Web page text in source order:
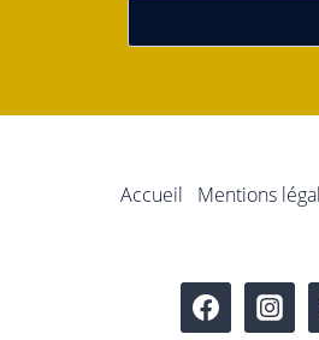
Accueil Mentions